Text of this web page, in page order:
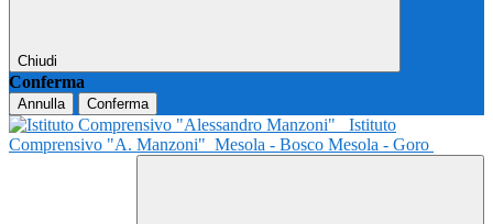
Chiudi
Conferma
Annulla Conferma
Istituto
Comprensivo "A. Manzoni" Mesola - Bosco Mesola - Goro